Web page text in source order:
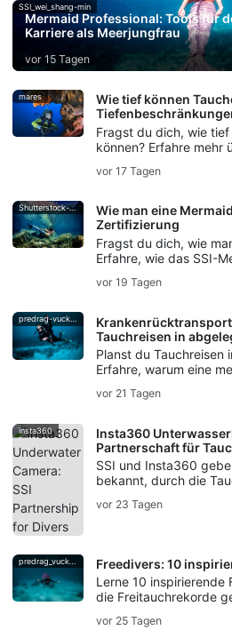
SSI_wei_shang-min
Mermaid Professional: Tools für
Karriere als Meerjungfrau
vor 15 Tagen
mares
Wie tief können
Fragst du dich, wie
können? Erfahre mehr
Sporttauchen,
vor 17 Tagen
Shutterstock-Andrea_Izzotti
Wie man eine
Zertifizierung
Fragst du dich, wie
Erfahre, wie das SSI-
Atemkontrolle,
vor 19 Tagen
predrag-vuckovic
Tauchreisen in
Planst du Tauchreisen
Erfahre, warum eine
ist – von der
vor 21 Tagen
insta360
Insta360
Partnerschaft für
SSI und Insta360
bekannt, durch die
Creator-Kampagnen
vor 23 Tagen
predrag_vuckovic
Freedivers: 10
Lerne 10 inspirierende
die Freitauchrekorde
geschaffen und die
vor 25 Tagen